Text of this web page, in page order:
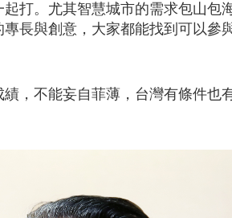
打。尤其智慧城市的需求包山包
長與創意，大家都能找到可以參
，不能妄自菲薄，台灣有條件也